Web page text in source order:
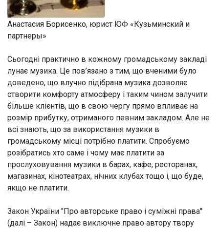
Анастасия Борисенко, юрист ЮФ «Кузьминский и
партнеры»
Сьогодні практично в кожному громадському закладі
лунає музика. Це пов’язано з тим, що вченими було
доведено, що влучно підібрана музика дозволяє
створити комфорту атмосферу і таким чином залучити
більше клієнтів, що в свою чергу прямо впливає на
розмір прибутку, отриманого певним закладом. Але не
всі знають, що за використання музики в
громадському місці потрібно платити. Спробуємо
розібратись хто саме і чому має платити за
прослуховування музики в барах, кафе, ресторанах,
магазинах, кінотеатрах, нічних клубах тощо і, що буде,
якщо не платити.
Закон України "Про авторське право і суміжні права"
(далі – Закон) надає виключне право автору твору